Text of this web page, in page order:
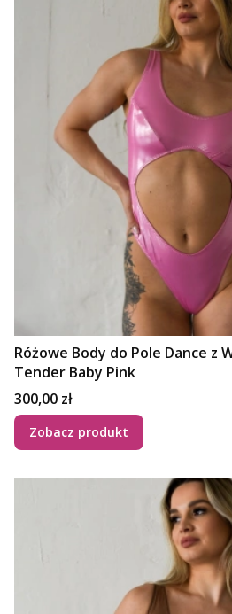
Różowe Body do Pole Dance z
Tender Baby Pink
Cena
300,00 zł
Zobacz produkt